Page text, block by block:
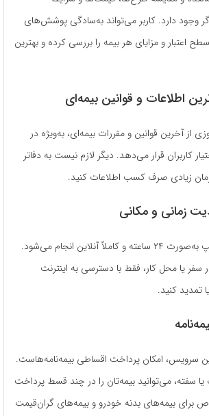
وجود دارد. کاربر می‌تواند به‌سادگی پوشش‌های
اعتبار و مزایای هر بیمه را بررسی کرده و بهترین
اطلاعات و قوانین بیمه‌ای
از آخرین قوانین و مقررات بیمه‌ای، به‌ویژه در
کاربران قرار می‌دهد. دیگر لازم نیست به دفاتر
زیادی صرف کسب اطلاعات کنید.
زمانی و مکانی
فرایند خرید بیمه در اسنپ به‌صورت ۲۴ ساعته و کاملاً آنلاین انجام می‌شود.
سفر یا محل کار، فقط با دسترسی به اینترنت
تمدید کنید.
سرویس، امکان پرداخت اقساطی بیمه‌نامه‌هاست.
سفته، می‌توانید بیمه‌تان را در چند قسط پرداخت
برای بیمه‌های بدنه خودرو و بیمه‌های گران‌قیمت